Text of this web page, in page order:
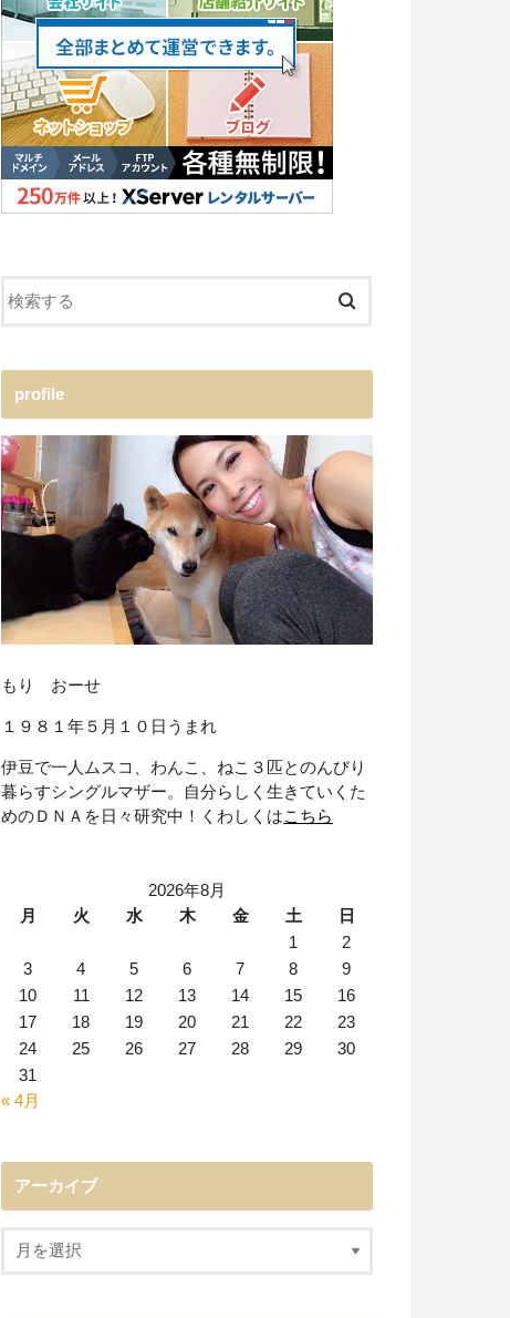
profile
もり おーせ
１９８１年５月１０日うまれ
伊豆で一人ムスコ、わんこ、ねこ３匹とのんびり
暮らすシングルマザー。自分らしく生きていくた
めのＤＮＡを日々研究中！くわしくはこちら
2026年8月
月
火 水 木 金 土
日
1
2
3
4 5 6 7 8
9
10
11 12 13 14 15
16
17
18 19 20 21 22
23
24
25 26 27 28 29
30
31
« 4月
アーカイブ